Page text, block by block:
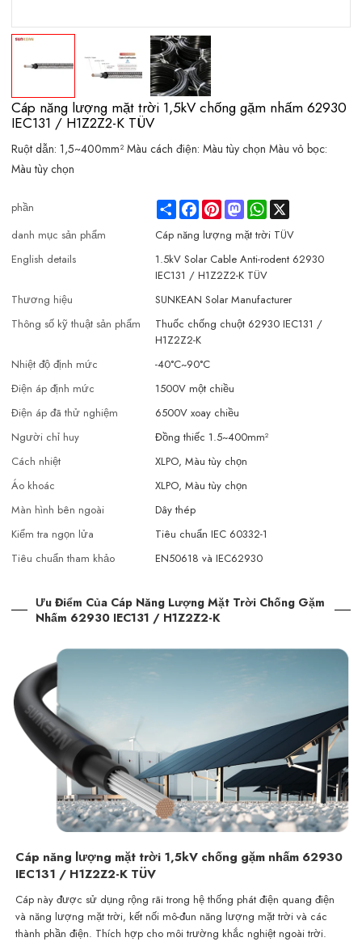
Cáp năng lượng mặt trời 1,5kV chống gặm nhấm 62930
IEC131 / H1Z2Z2-K TÜV
Ruột dẫn: 1,5~400mm² Màu cách điện: Màu tùy chọn Màu vỏ bọc:
Màu tùy chọn
phần ShareFacebookPinterestMastodonWhatsApp
danh mục sản phẩm
Cáp năng lượng mặt trời TÜV
English details
1.5kV Solar Cable Anti-rodent 62930
IEC131 / H1Z2Z2-K TÜV
Thương hiệu
SUNKEAN Solar Manufacturer
Thông số kỹ thuật sản phẩm
Thuốc chống chuột 62930 IEC131 /
H1Z2Z2-K
Nhiệt độ định mức
-40°C~90°C
Điện áp định mức
1500V một chiều
Điện áp đã thử nghiệm
6500V xoay chiều
Người chỉ huy
Đồng thiếc 1.5~400mm²
Cách nhiệt
XLPO, Màu tùy chọn
Áo khoác
XLPO, Màu tùy chọn
Màn hình bên ngoài
Dây thép
Kiểm tra ngọn lửa
Tiêu chuẩn IEC 60332-1
Tiêu chuẩn tham khảo
EN50618 và IEC62930
Ưu Điểm Của Cáp Năng Lượng Mặt Trời Chống Gặm
Nhấm 62930 IEC131 / H1Z2Z2-K
Cáp năng lượng mặt trời 1,5kV chống gặm nhấm 62930
IEC131 / H1Z2Z2-K TÜV
Cáp này được sử dụng rộng rãi trong hệ thống phát điện quang điện
và năng lượng mặt trời, kết nối mô-đun năng lượng mặt trời và các
thành phần điện. Thích hợp cho môi trường khắc nghiệt ngoài trời.